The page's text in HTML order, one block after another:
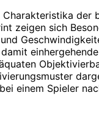
zeigen sich
einem Spieler